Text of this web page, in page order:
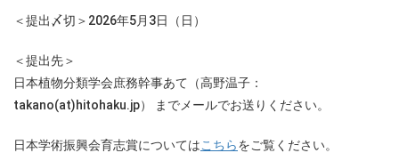
＜提出〆切＞2026年5月3日（日）
＜提出先＞
日本植物分類学会庶務幹事あて（高野温子：
takano(at)hitohaku.jp） までメールでお送りください。
日本学術振興会育志賞についてはこちらをご覧ください。